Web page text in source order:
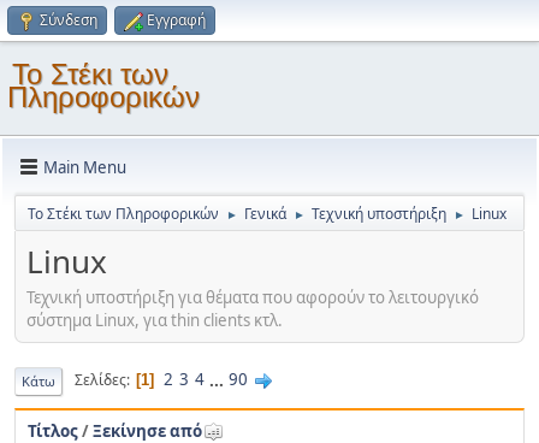
Σύνδεση Εγγραφή
Το Στέκι των
Πληροφορικών
Main Menu
Το Στέκι των Πληροφορικών ► Γενικά ► Τεχνική υποστήριξη ► Linux
Linux
Τεχνική υποστήριξη για θέματα που αφορούν το λειτουργικό
σύστημα Linux, για thin clients κτλ.
Κάτω Σελίδες 1 2 3 4 ... 90
Τίτλος/Ξεκίνησε από